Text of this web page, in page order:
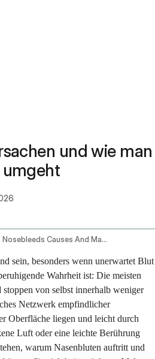
und wie man
Nosebleeds Causes And Management
sein, besonders wenn unerwartet Blut
Wahrheit ist: Die meisten
von selbst innerhalb weniger
Netzwerk empfindlicher
Oberfläche liegen und leicht durch
Luft oder eine leichte Berührung
warum Nasenbluten auftritt und